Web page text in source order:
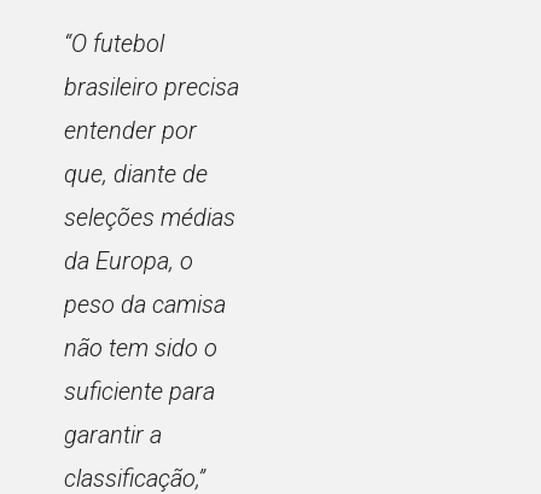
“O futebol
brasileiro precisa
entender por
que, diante de
seleções médias
da Europa, o
peso da camisa
não tem sido o
suficiente para
garantir a
classificação,”